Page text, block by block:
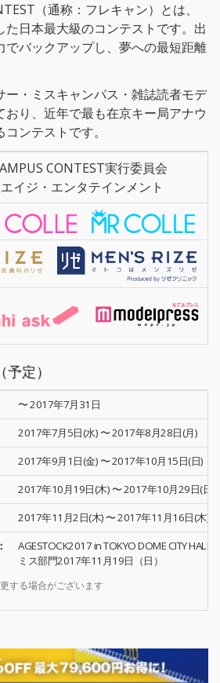
（通称：フレキャン）とは、
た日本最大級のコンテストです。出
でバックアップし、夢への最短距離
ー・ミスキャンパス・雑誌読者モデ
り、近年で最も在京キー局アナウ
ンテストです。
CONTEST実行委員会
イジ・エンタテインメント
定）
〜 2017年7月31日
2017年7月5日(水) 〜 2017年8月28日(月)
2017年9月1日(金) 〜 2017年10月15日(日)
2017年10月19日(木) 〜 2017年10月29日(日)
2017年11月2日(木) 〜 2017年11月16日(木)
AGESTOCK2017 in TOKYO DOME CITY HALL
ミス部門2017年11月19日（日）
する場合がございます